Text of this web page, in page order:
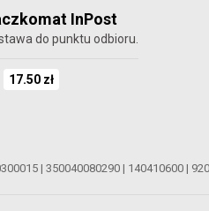
InPost
do punktu odbioru.
17.50 zł
| 350040080290 | 140410600 |